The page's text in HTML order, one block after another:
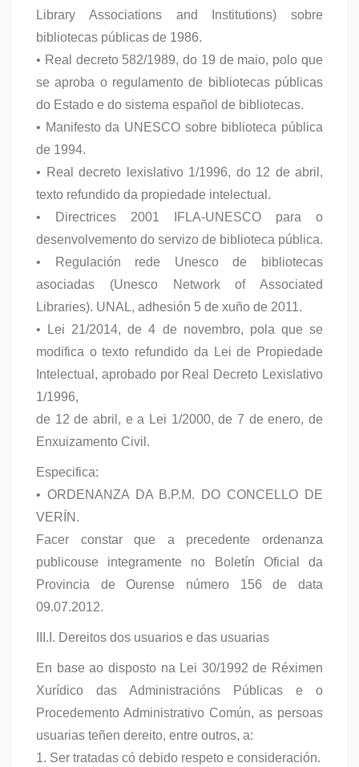
Library Associations and Institutions) sobre
bibliotecas públicas de 1986.
• Real decreto 582/1989, do 19 de maio, polo que
se aproba o regulamento de bibliotecas públicas
do Estado e do sistema español de bibliotecas.
• Manifesto da UNESCO sobre biblioteca pública
de 1994.
• Real decreto lexislativo 1/1996, do 12 de abril,
texto refundido da propiedade intelectual.
• Directrices 2001 IFLA-UNESCO para o
desenvolvemento do servizo de biblioteca pública.
• Regulación rede Unesco de bibliotecas
asociadas (Unesco Network of Associated
Libraries). UNAL, adhesión 5 de xuño de 2011.
• Lei 21/2014, de 4 de novembro, pola que se
modifica o texto refundido da Lei de Propiedade
Intelectual, aprobado por Real Decreto Lexislativo
1/1996,
de 12 de abril, e a Lei 1/2000, de 7 de enero, de
Enxuizamento Civil.
Especifica:
• ORDENANZA DA B.P.M. DO CONCELLO DE
VERÍN.
Facer constar que a precedente ordenanza
publicouse integramente no Boletín Oficial da
Provincia de Ourense número 156 de data
09.07.2012.
III.I. Dereitos dos usuarios e das usuarias
En base ao disposto na Lei 30/1992 de Réximen
Xurídico das Administracións Públicas e o
Procedemento Administrativo Común, as persoas
usuarias teñen dereito, entre outros, a:
1. Ser tratadas có debido respeto e consideración.